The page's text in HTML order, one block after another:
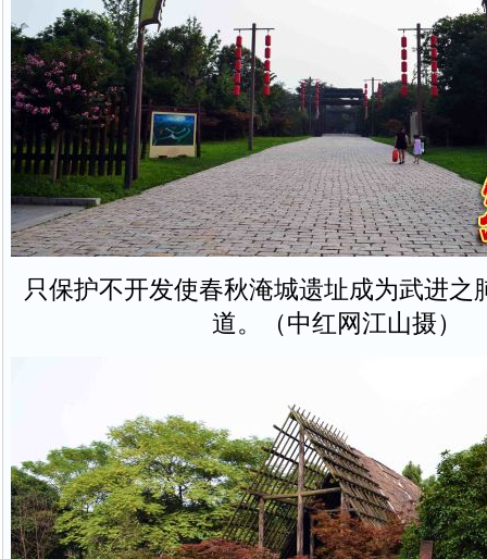
只保护不开发使春秋淹城遗址成为武进之
道。（中红网江山摄）